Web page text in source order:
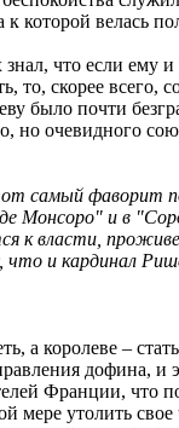
к которой велась
что если ему и
то, скорее всего,
было почти
но очевидного
самый фаворит
Монсоро" и в
к власти,
и кардинал
а королеве –
дофина, и
Франции, что
мере утолить